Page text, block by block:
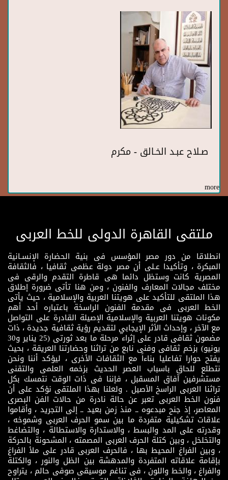
صـلاح عبـد الخـالق - مكرم
more
ملتقى القاهرة الدولى للخط العربى
انطلاقا من دور مصر المؤسس فى بنية الحضارة الإنسـانية
المبكرة ، وتأكيدا عـلى أن مصر دولة عظمى ثقافيا ، فالثقافة
المصرية كانت وستظل دائما هى قاطرة التقدم والرقى فى
مختلف مجالات المعارف والفنون ، ومن هنا تأتى ضرورة إطلاق
هذا الملتقى للتأكيد على هويتنا العربية والإسلامية ، حيث يأتى
الخط العربى فى مقدمة الفنون الراسخة باعتباره أحد أهم
مكونات هويتنا العربية والإسلامية الإصيلة القادرة على التواصل
مع الآخر ، وإحداث الأثر الإيجابي لتقديم رؤية ثقافية جديدة ، ذات
مضمون ثقافى قادر على إثراء مرحلة ما بعد ثورتى (25 يناير و30
يونيو) بزخم ثقافى وفنى نابع من تراثنا وحضارتنا العريقة ، بحيث
يفتح حوارا تفاعليا بناءاً مع الثقافات الأخرى ، ليؤكد أننا ونحن
نتطلع للحاق باسباب العصر الحديث بزخمه العلمى والتقنى
مستشرفين آفاق المسقبل ، فإننا فى ذات الوقت نتمسك بكل
تراثنا العربى الراسخ الأصيل . ولعلنا بهذا الملتقى نؤكد على أن
فنون الخط العربى تعبر عن حالة نادرة من حالات الفن البصرى
المعاصر، إذ جنح مبدعوه ــ منذ زمن بعيد ــ إلى التجريد ، وأقاموا
علاقات تشكيلية متفردة ما بين سمو الحرف العربى وشموخه ،
وقدرته على المد والبسط ، والاستدارة والاستطالة ، والتضاغط
والتخلخل ، وبين كتلة الحرف العربى المصمته ، المشحونة بالحركة
، وبين الفراغ المحيط بها ، فالحرف العربى قادر على ملأ الفراغ
بإقامة علاقاته المتفردة والمدهشة بين الظل والنور ، والكتلة
والفراغ ، والخط واللون ، فى تناغم موسيقى صوفى حالم ، يتراوح